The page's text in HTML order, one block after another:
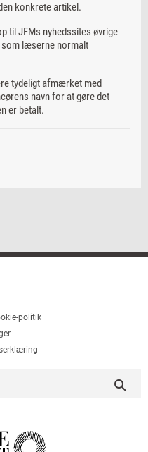
konkrete artikel.
til JFMs nyhedssites øvrige
som læserne normalt
tydeligt afmærket med
navn for at gøre det
er betalt.
politik